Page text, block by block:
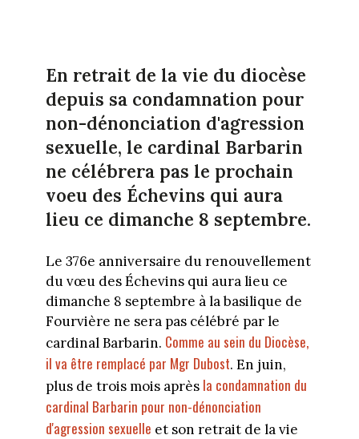
En retrait de la vie du diocèse
depuis sa condamnation pour
non-dénonciation d'agression
sexuelle, le cardinal Barbarin
ne célébrera pas le prochain
voeu des Échevins qui aura
lieu ce dimanche 8 septembre.
Le 376e anniversaire du renouvellement
du vœu des Échevins qui aura lieu ce
dimanche 8 septembre à la basilique de
Fourvière ne sera pas célébré par le
cardinal Barbarin. Comme au sein du Diocèse,
il va être remplacé par Mgr Dubost. En juin,
plus de trois mois après la condamnation du
cardinal Barbarin pour non-dénonciation
d'agression sexuelle et son retrait de la vie